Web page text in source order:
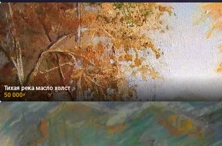
Тихая река масло холст
50 000₽